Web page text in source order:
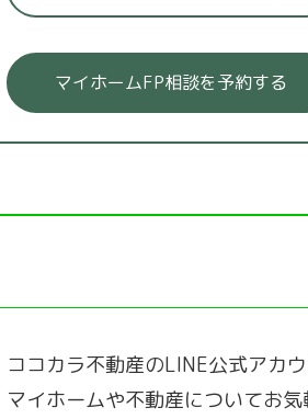
マイホームFP相談を予約する
ココカラ不動産のLINE公式アカ
マイホームや不動産についてお